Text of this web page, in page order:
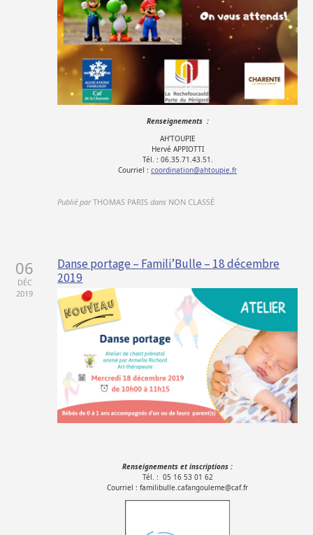
Renseignements :
AH'TOUPIE
Hervé APPIOTTI
Tél. : 06.35.71.43.51.
Courriel : coordination@ahtoupie.fr
Publié par THOMAS PARIS dans NON CLASSÉ
06
DÉC
2019
Danse portage – Famili’Bulle – 18 décembre
2019
Renseignements et inscriptions :
Tél. : 05 16 53 01 62
Courriel : familibulle.cafangouleme@caf.fr